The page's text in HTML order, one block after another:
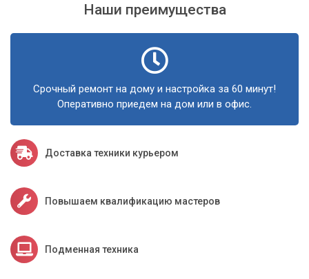
Наши преимущества
Срочный ремонт на дому и настройка за 60 минут!
Оперативно приедем на дом или в офис.
Доставка техники курьером
Повышаем квалификацию мастеров
Подменная техника